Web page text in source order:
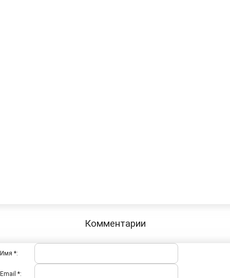
Комментарии
Имя *:
Email *: